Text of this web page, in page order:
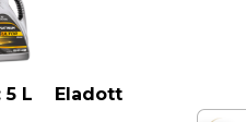
5 L Eladott